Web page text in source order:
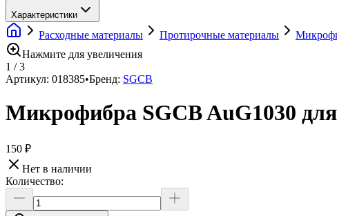
Характеристики
Расходные материалы Протирочные материалы
Нажмите для увеличения
1 /3
Артикул: 018385•Бренд: SGCB
Микрофибра SGCB AuG1030
150 ₽
Нет в наличии
Количество: